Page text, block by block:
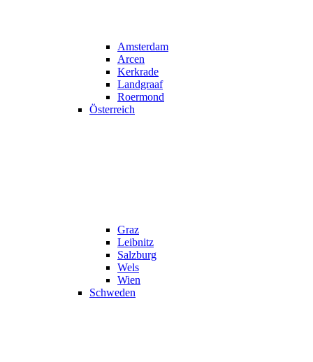
Amsterdam
Arcen
Kerkrade
Landgraaf
Roermond
Österreich
Graz
Leibnitz
Salzburg
Wels
Wien
Schweden